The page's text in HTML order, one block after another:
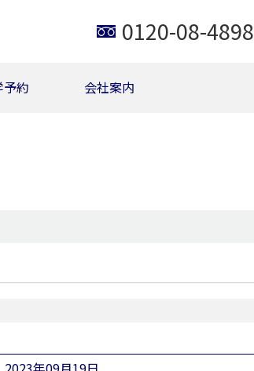
0120-08-4898
予約 会社案内